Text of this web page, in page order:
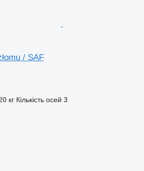
/ SAF
кг Кількість осей 3